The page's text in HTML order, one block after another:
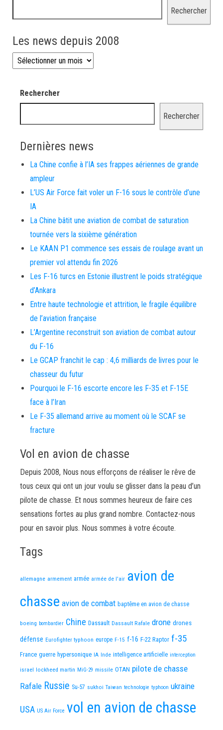
Rechercher
Les news depuis 2008
Les news depuis 2008
Rechercher
Rechercher
Dernières news
La Chine confie à l’IA ses frappes aériennes de grande
ampleur
L’US Air Force fait voler un F-16 sous le contrôle d’une
IA
La Chine bâtit une aviation de combat de saturation
tournée vers la sixième génération
Le KAAN P1 commence ses essais de roulage avant un
premier vol attendu fin 2026
Les F-16 turcs en Estonie illustrent le poids stratégique
d’Ankara
Entre haute technologie et attrition, le fragile équilibre
de l’aviation française
L’Argentine reconstruit son aviation de combat autour
du F-16
Le GCAP franchit le cap : 4,6 milliards de livres pour le
chasseur du futur
Pourquoi le F-16 escorte encore les F-35 et F-15E
face à l’Iran
Le F-35 allemand arrive au moment où le SCAF se
fracture
Vol en avion de chasse
Depuis 2008, Nous nous efforçons de réaliser le rêve de
tous ceux qui ont un jour voulu se glisser dans la peau d’un
pilote de chasse. Et nous sommes heureux de faire ces
sensations fortes au plus grand nombre. Contactez-nous
pour en savoir plus. Nous sommes à votre écoute.
Tags
allemagne armement armée armée de l'air avion de
chasse avion de combat baptême en avion de chasse
boeing bombardier Chine Dassault Dassault Rafale drone drones
défense Eurofighter typhoon europe F-15 f-16 F-22 Raptor f-35
France guerre hypersonique IA Inde intelligence artificielle interception
israel lockheed martin MiG-29 missile OTAN pilote de chasse
Rafale Russie Su-57 sukhoi Taiwan technologie typhoon ukraine
USA US Air Force vol en avion de chasse